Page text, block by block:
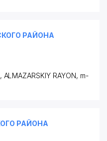
РАЙОНА
ALMAZARSKIY RAYON, m-
РАЙОНА